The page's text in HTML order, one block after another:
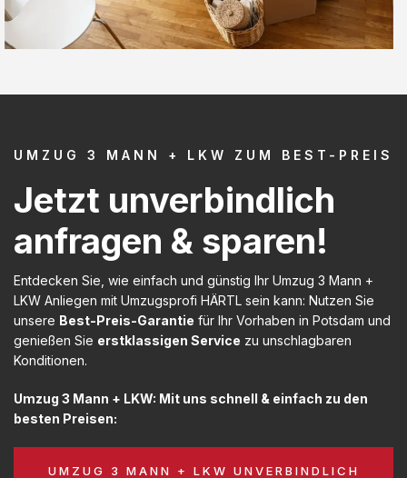
UMZUG 3 MANN + LKW ZUM BEST-PREIS
Jetzt unverbindlich
anfragen & sparen!
Entdecken Sie, wie einfach und günstig Ihr Umzug 3 Mann +
LKW Anliegen mit Umzugsprofi HÄRTL sein kann: Nutzen Sie
unsere Best-Preis-Garantie für Ihr Vorhaben in Potsdam und
genießen Sie erstklassigen Service zu unschlagbaren
Konditionen.
Umzug 3 Mann + LKW: Mit uns schnell & einfach zu den
besten Preisen:
UMZUG 3 MANN + LKW UNVERBINDLICH